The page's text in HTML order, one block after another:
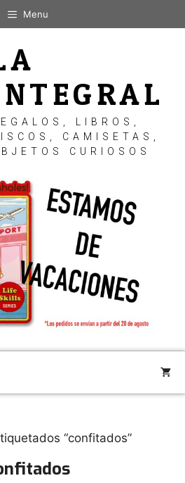
Menu
LIBROS,
CAMISETAS,
CURIOSOS
“confitados”